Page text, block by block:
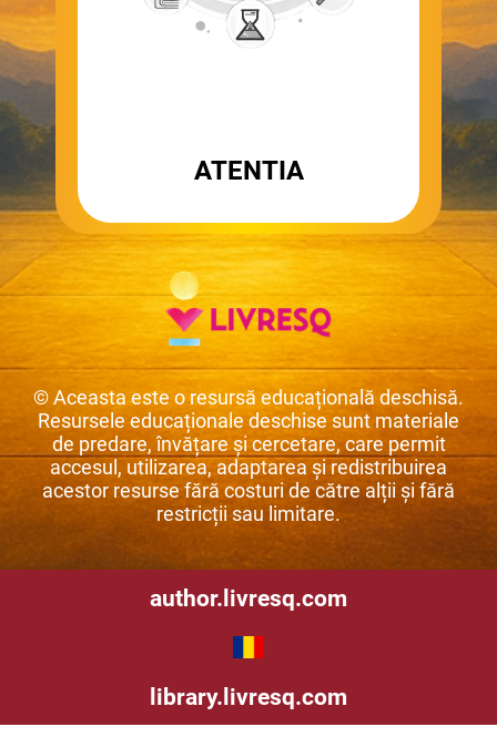
ATENTIA
© Aceasta este o resursă educațională deschisă.
Resursele educaționale deschise sunt materiale
de predare, învățare și cercetare, care permit
accesul, utilizarea, adaptarea și redistribuirea
acestor resurse fără costuri de către alții și fără
restricții sau limitare.
author.livresq.com
library.livresq.com